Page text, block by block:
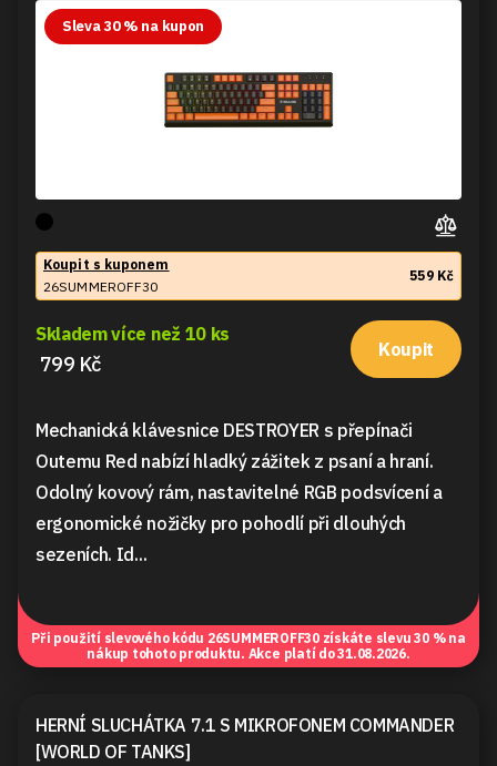
Sleva 30 % na kupon
Koupit s kuponem
26SUMMEROFF30
559 Kč
Skladem více než 10 ks
799 Kč
Koupit
Mechanická klávesnice DESTROYER s přepínači
Outemu Red nabízí hladký zážitek z psaní a hraní.
Odolný kovový rám, nastavitelné RGB podsvícení a
ergonomické nožičky pro pohodlí při dlouhých
sezeních. Id...
Při použití slevového kódu 26SUMMEROFF30 získáte slevu 30 % na
nákup tohoto produktu. Akce platí do 31.08.2026.
HERNÍ SLUCHÁTKA 7.1 S MIKROFONEM COMMANDER
[WORLD OF TANKS]